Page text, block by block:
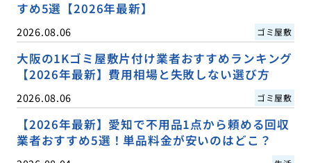
すめ5選【2026年最新】
2026.08.06 ゴミ屋敷
大阪の1Kゴミ屋敷片付け業者おすすめランキング
【2026年最新】費用相場と失敗しない選び方
2026.08.06 ゴミ屋敷
【2026年最新】愛知で不用品1点から頼める回収
業者おすすめ5選！単品料金が安いのはどこ？